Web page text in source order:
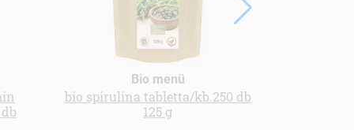
Bio menü
bio spirulina tabletta/kb.250 db
125 g